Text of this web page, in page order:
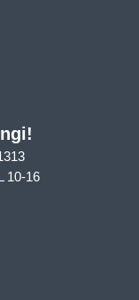
10-16